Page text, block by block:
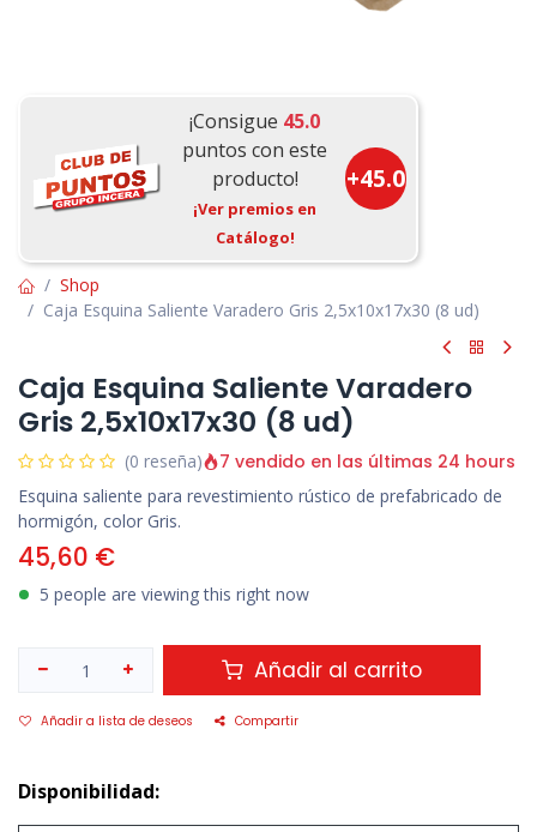
¡Consigue 45.0
puntos con este
producto!
¡Ver premios en
Catálogo!
+45.0
Shop
Caja Esquina Saliente Varadero Gris 2,5x10x17x30 (8 ud)
Caja Esquina Saliente Varadero
Gris 2,5x10x17x30 (8 ud)
(0 reseña) 7 vendido en las últimas 24 hours
Esquina saliente para revestimiento rústico de prefabricado de
hormigón, color Gris.
45,60 €
5 people are viewing this right now
Añadir al carrito
Añadir a lista de deseos Compartir
Disponibilidad: